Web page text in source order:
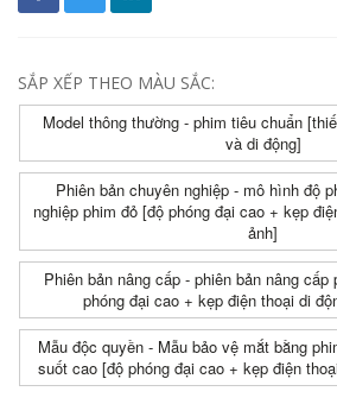
SẮP XẾP THEO MÀU SẮC:
Model thông thường - phim tiêu chuẩn
và di động]
Phiên bản chuyên nghiệp - mô hình độ
nghiệp phim đỏ [độ phóng đại cao + kẹp
ảnh]
Phiên bản nâng cấp - phiên bản nâng
phóng đại cao + kẹp điện thoại di
Mẫu độc quyền - Mẫu bảo vệ mắt bằng
suốt cao [độ phóng đại cao + kẹp điện